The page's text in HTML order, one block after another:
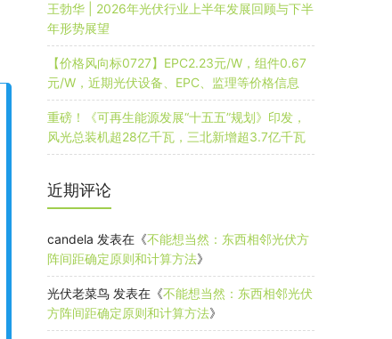
王勃华 | 2026年光伏行业上半年发展回顾与下半
年形势展望
【价格风向标0727】EPC2.23元/W，组件0.67
元/W，近期光伏设备、EPC、监理等价格信息
重磅！《可再生能源发展“十五五”规划》印发，
风光总装机超28亿千瓦，三北新增超3.7亿千瓦
近期评论
candela 发表在《不能想当然：东西相邻光伏方
阵间距确定原则和计算方法》
光伏老菜鸟 发表在《不能想当然：东西相邻光伏
方阵间距确定原则和计算方法》